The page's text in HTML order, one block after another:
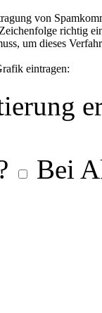
von
richtig
um dieses
eintragen:
Bei